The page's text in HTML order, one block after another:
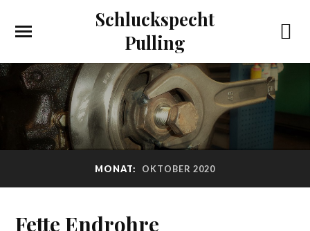
Schluckspecht
Pulling
MONAT: OKTOBER 2020
Fette Endrohre